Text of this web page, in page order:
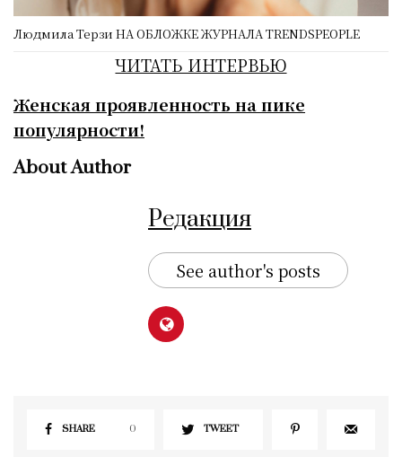
Людмила Терзи НА ОБЛОЖКЕ ЖУРНАЛА TRENDSPEOPLE
ЧИТАТЬ ИНТЕРВЬЮ
Женская проявленность на пике
популярности!
About Author
Редакция
See author's posts
SHARE 0 TWEET